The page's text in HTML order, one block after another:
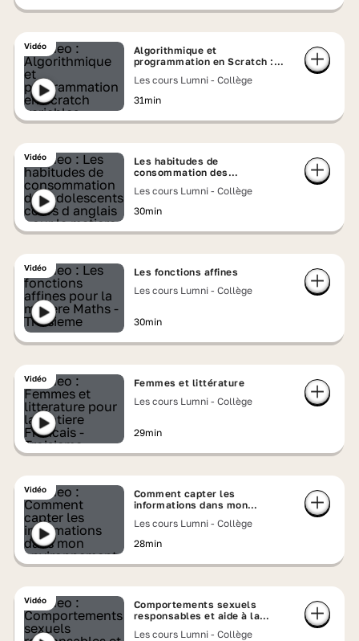
Vidéo
Algorithmique et
programmation en Scratch :
Les cours Lumni - Collège
31min
Vidéo
Les habitudes de
consommation des
Les cours Lumni - Collège
30min
Vidéo
Les fonctions affines
Les cours Lumni - Collège
30min
Vidéo
Femmes et littérature
Les cours Lumni - Collège
29min
Vidéo
Comment capter les
informations dans mon
directe et indirecte
Les cours Lumni - Collège
28min
Vidéo
Comportements sexuels
responsables et aide à la
Les cours Lumni - Collège